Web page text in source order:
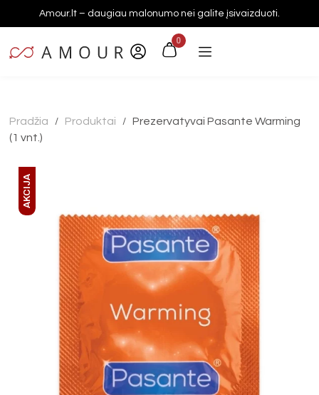
Amour.lt – daugiau malonumo nei galite įsivaizduoti.
0
Pradžia / Produktai /
Prezervatyvai Pasante Warming
(1 vnt.)
AKCIJA